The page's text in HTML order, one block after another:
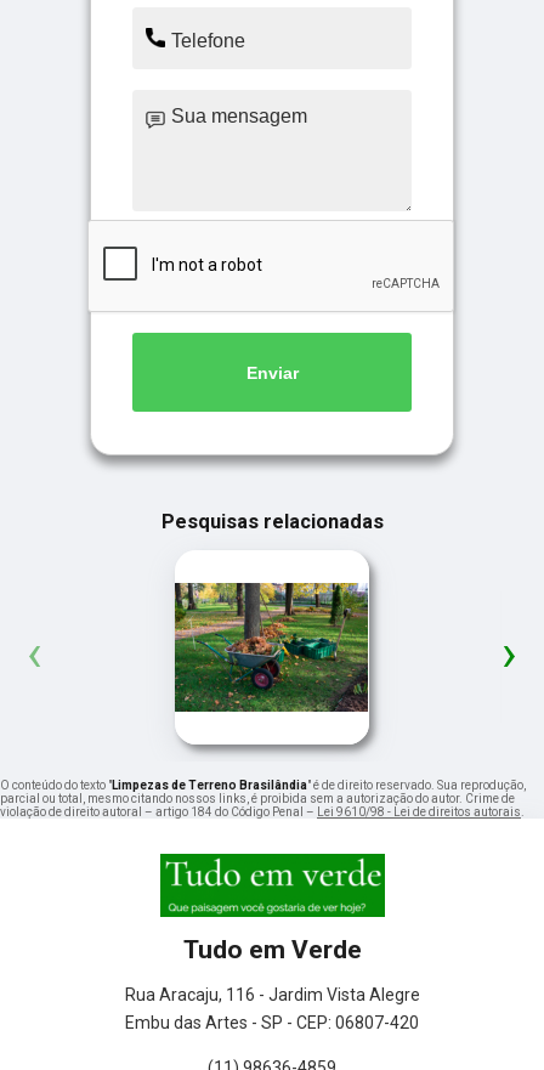
Enviar
Pesquisas relacionadas
‹ ›
O conteúdo do texto "Limpezas de Terreno Brasilândia" é de direito reservado. Sua reprodução,
parcial ou total, mesmo citando nossos links, é proibida sem a autorização do autor. Crime de
violação de direito autoral – artigo 184 do Código Penal –
Lei 9610/98 - Lei de direitos autorais
Tudo em Verde
Rua Aracaju, 116 - Jardim Vista Alegre
Embu das Artes - SP - CEP: 06807-420